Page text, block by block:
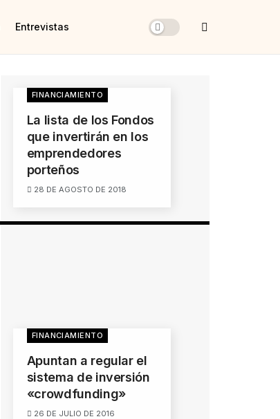
Entrevistas
FINANCIAMIENTO
La lista de los Fondos
que invertirán en los
emprendedores
porteños
28 DE AGOSTO DE 2018
FINANCIAMIENTO
Apuntan a regular el
sistema de inversión
«crowdfunding»
26 DE JULIO DE 2016